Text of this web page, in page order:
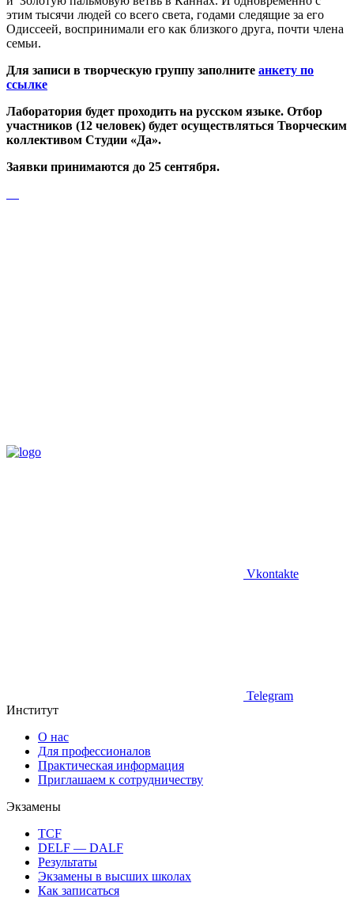
этим тысячи людей со всего света, годами следящие за его
Одиссеей, воспринимали его как близкого друга, почти члена
семьи.
Для записи в творческую группу заполните анкету по
ссылке
Лаборатория будет проходить на русском языке. Отбор
участников (12 человек) будет осуществляться Творческим
коллективом Студии «Да».
Заявки принимаются до 25 сентября.
Vkontakte
Telegram
Институт
О нас
Для профессионалов
Практическая информация
Приглашаем к сотрудничеству
Экзамены
TCF
DELF — DALF
Результаты
Экзамены в высших школах
Как записаться